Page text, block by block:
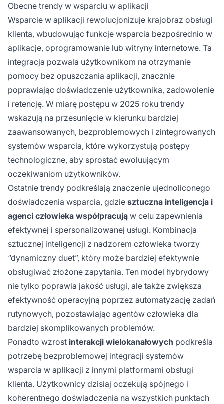
Obecne trendy w wsparciu w aplikacji
Wsparcie w aplikacji rewolucjonizuje krajobraz obsługi
klienta, wbudowując funkcje wsparcia bezpośrednio w
aplikacje, oprogramowanie lub witryny internetowe. Ta
integracja pozwala użytkownikom na otrzymanie
pomocy bez opuszczania aplikacji, znacznie
poprawiając doświadczenie użytkownika, zadowolenie
i retencję. W miarę postępu w 2025 roku trendy
wskazują na przesunięcie w kierunku bardziej
zaawansowanych, bezproblemowych i zintegrowanych
systemów wsparcia, które wykorzystują postępy
technologiczne, aby sprostać ewoluującym
oczekiwaniom użytkowników.
Ostatnie trendy podkreślają znaczenie ujednoliconego
doświadczenia wsparcia, gdzie sztuczna inteligencja i
agenci człowieka współpracują w celu zapewnienia
efektywnej i spersonalizowanej usługi. Kombinacja
sztucznej inteligencji z nadzorem człowieka tworzy
“dynamiczny duet”, który może bardziej efektywnie
obsługiwać złożone zapytania. Ten model hybrydowy
nie tylko poprawia jakość usługi, ale także zwiększa
efektywność operacyjną poprzez automatyzację zadań
rutynowych, pozostawiając agentów człowieka dla
bardziej skomplikowanych problemów.
Ponadto wzrost interakcji wielokanałowych podkreśla
potrzebę bezproblemowej integracji systemów
wsparcia w aplikacji z innymi platformami obsługi
klienta. Użytkownicy dzisiaj oczekują spójnego i
koherentnego doświadczenia na wszystkich punktach